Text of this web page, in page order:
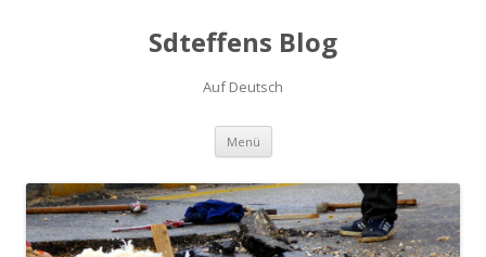
Sdteffens Blog
Auf Deutsch
Menü Zum Inhalt springen